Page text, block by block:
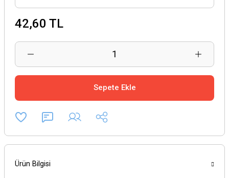
42,60 TL
Sepete Ekle
Ürün Bilgisi